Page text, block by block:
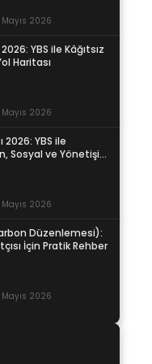
Mayıs 2026
YBS ile Kâğıtsız
Haritası
Mayıs 2026
2026: YBS ile
Sosyal ve Yönetişim
Mayıs 2026
Düzenlemesi):
İçin Pratik Rehber
Mayıs 2026